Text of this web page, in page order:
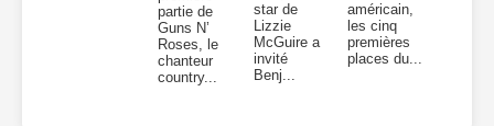
partie de
Guns N’
Roses, le
chanteur
country...
star de
Lizzie
McGuire a
invité
Benj...
américain,
les cinq
premières
places du...